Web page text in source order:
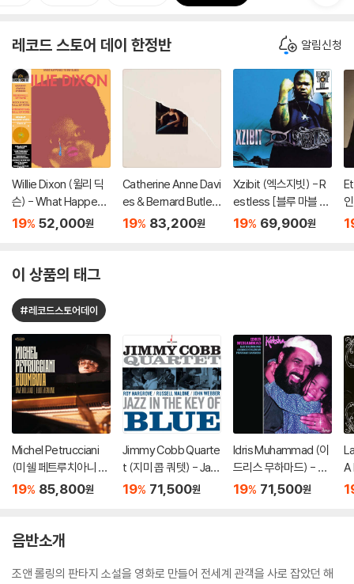
레코드 스토어 데이 한정반 알림신청
Willie Dixon (윌리 딕
슨) - What Happene
d to My Blues [오렌
19% 52,000원
Catherine Anne Davi
es & Bernard Butler
(캐서린 앤 데이비스 &
19% 83,200원
Xzibit (엑스지빗) - R
estless [블루 마블 컬
러 2LP]
19% 69,900원
이 상품의 태그
#레코드스토어데이
Michel Petrucciani
(미쉘 페트루치아니 ) -
Kuumbwa [2LP]
19% 85,800원
Jimmy Cobb Quarte
t (지미 콥 쿼텟) - Jaz
z In The Key of Blue
19% 71,500원
Idris Muhammad (이
드리스 무하마드) - Ka
bsha [인디고 & 딥 핑
19% 71,500원
A
음반소개
조앤 롤링의 판타지 소설을 영화로 만들어 전세계 관객을 사로 잡았던 해